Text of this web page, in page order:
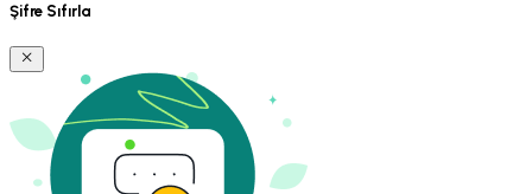
Şifre Sıfırla